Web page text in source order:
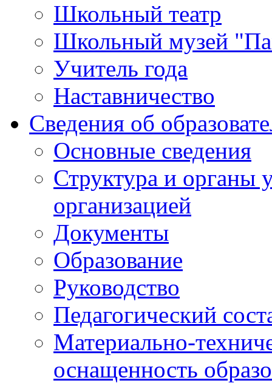
Школьный театр
Школьный музей
Учитель года
Наставничество
Сведения об
Основные сведения
Структура и органы
организацией
Документы
Образование
Руководство
Педагогический
Материально-
оснащенность